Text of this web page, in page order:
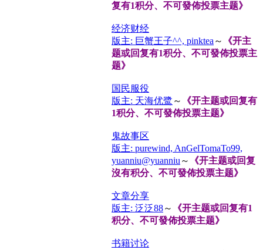
复有1积分、不可發佈投票主题》
经济财经
版主: 巨蟹王子^^, pinktea ～
《开主
题或回复有1积分、不可發佈投票主
题》
国民服役
版主: 天海优鹭 ～
《开主题或回复有
1积分、不可發佈投票主题》
鬼故事区
版主: purewind, AnGelTomaTo99,
yuanniu@yuanniu ～
《开主题或回复
沒有积分、不可發佈投票主题》
文章分享
版主: 泛泛88～
《开主题或回复有1
积分、不可發佈投票主题》
书籍讨论